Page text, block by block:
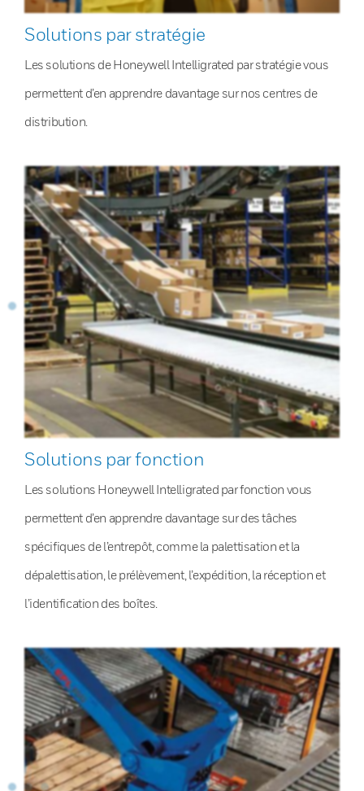
Solutions par stratégie
Les solutions de Honeywell Intelligrated par stratégie vous
permettent d’en apprendre davantage sur nos centres de
distribution.
Solutions par fonction
Les solutions Honeywell Intelligrated par fonction vous
permettent d’en apprendre davantage sur des tâches
spécifiques de l’entrepôt, comme la palettisation et la
dépalettisation, le prélèvement, l’expédition, la réception et
l’identification des boîtes.